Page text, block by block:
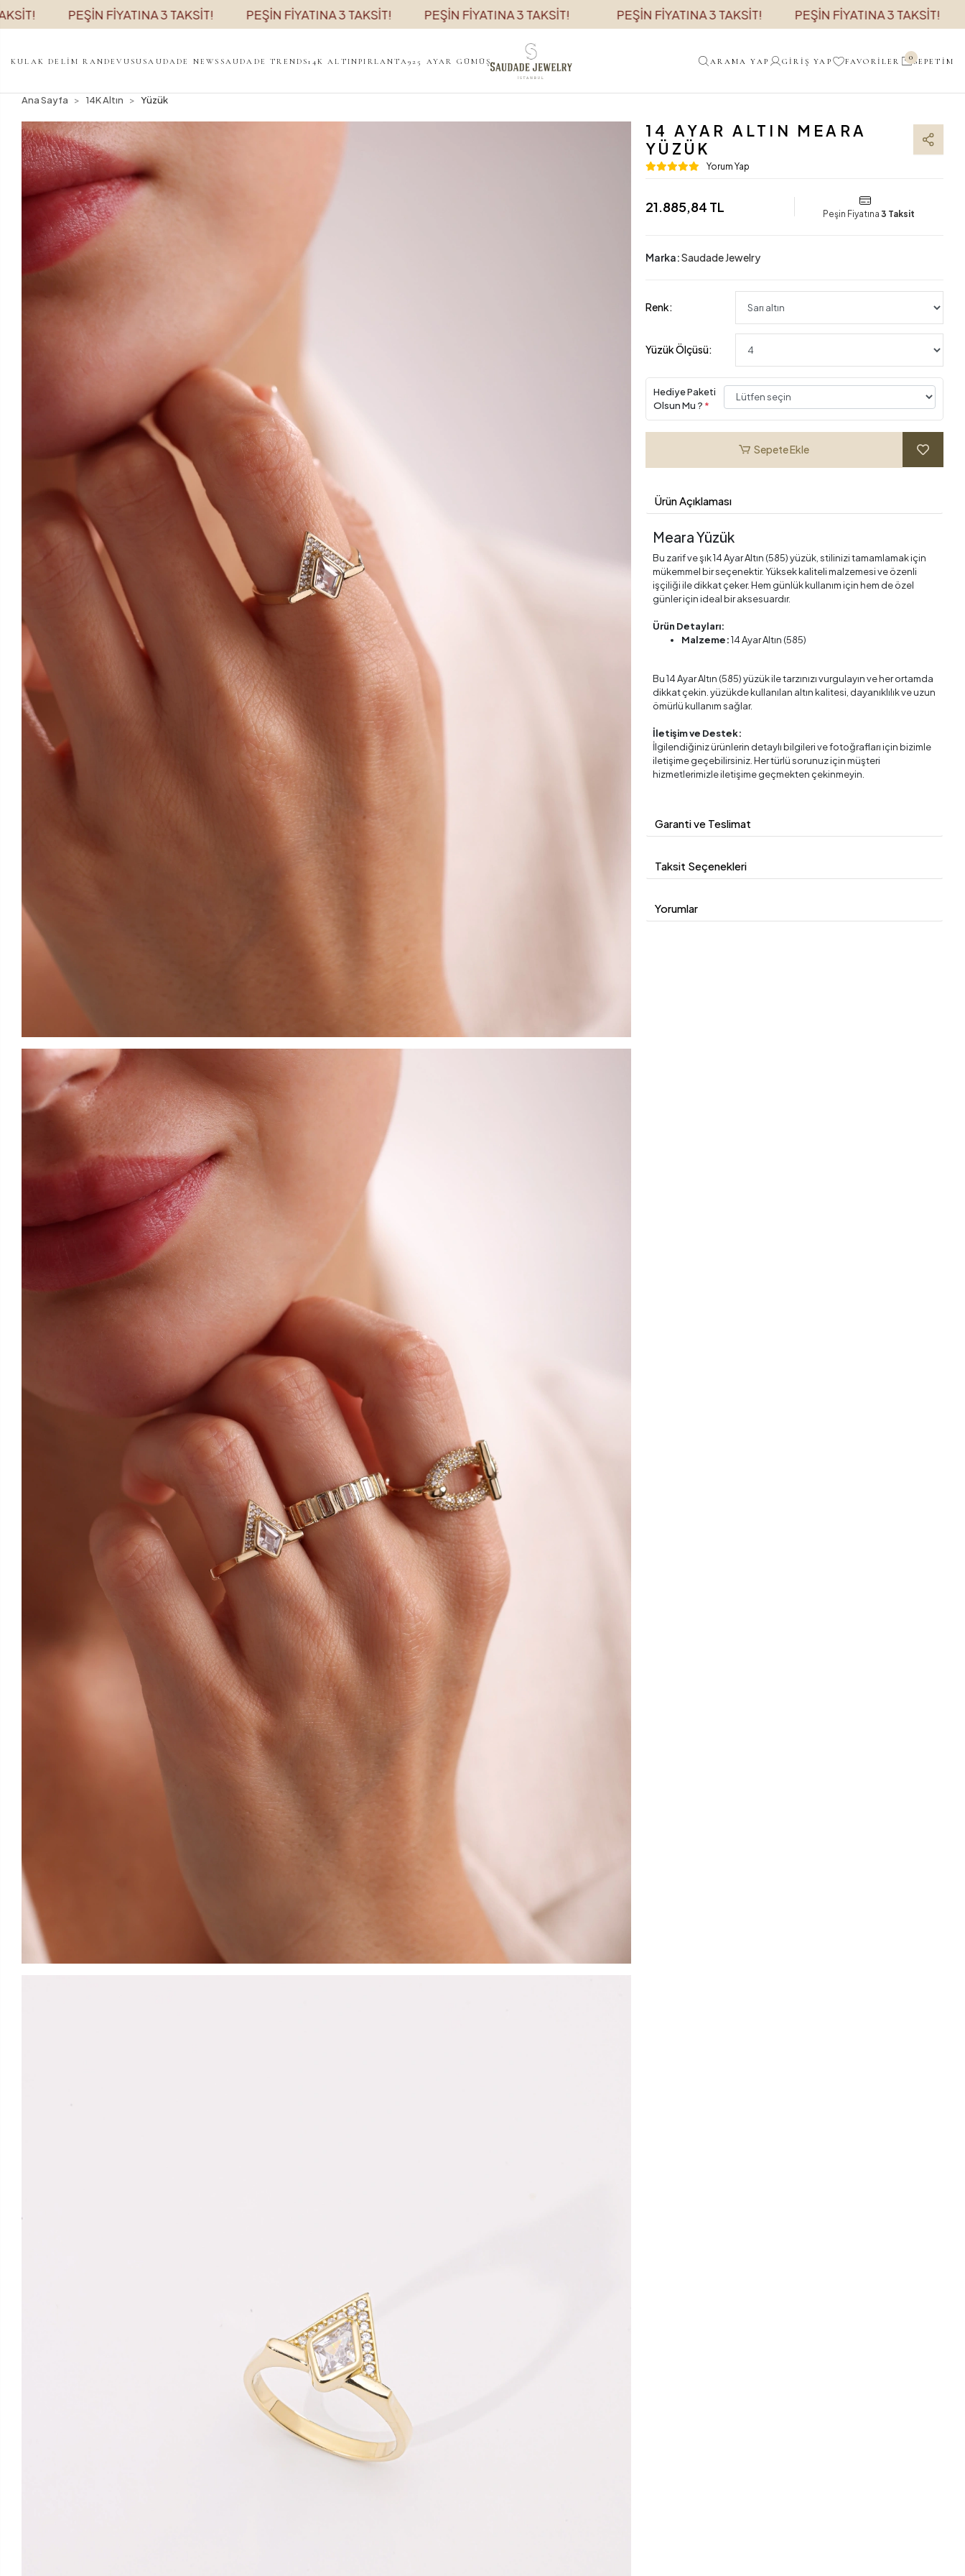
PEŞİN FİYATINA 3 TAKSİT! PEŞİN FİYATINA 3 TAKSİT! PEŞİN FİYATINA 3 TAKSİT! PEŞİN FİYATINA 3 TAKSİT! PEŞİN FİYATINA 3 TAKSİT!
KULAK DELİM RANDEVUSUSAUDADE NEWS SAUDADE TRENDS14K ALTINPIRLANTA 925 AYAR GÜMÜŞ ARAMA YAP GIRIŞ YAP FAVORILER 0 SEPETIM
Ana Sayfa 14K Altın Yüzük
14 AYAR ALTIN MEARA
YÜZÜK
Yorum Yap
21.885,84 TL Peşin Fiyatına3 Taksit
Marka:Saudade Jewelry
Renk:
Yüzük Ölçüsü:
Hediye Paketi
Olsun Mu ? *
Sepete Ekle
Ürün Açıklaması
Meara Yüzük
Bu zarif ve şık 14 Ayar Altın (585) yüzük, stilinizi tamamlamak için
mükemmel bir seçenektir. Yüksek kaliteli malzemesi ve özenli
işçiliği ile dikkat çeker. Hem günlük kullanım için hem de özel
günler için ideal bir aksesuardır.
Ürün Detayları:
Malzeme:14 Ayar Altın (585)
Bu 14 Ayar Altın (585) yüzük ile tarzınızı vurgulayın ve her ortamda
dikkat çekin. yüzükde kullanılan altın kalitesi, dayanıklılık ve uzun
ömürlü kullanım sağlar.
İletişim ve Destek:
İlgilendiğiniz ürünlerin detaylı bilgileri ve fotoğrafları için bizimle
iletişime geçebilirsiniz. Her türlü sorunuz için müşteri
hizmetlerimizle iletişime geçmekten çekinmeyin.
Garanti ve Teslimat
Taksit Seçenekleri
Yorumlar